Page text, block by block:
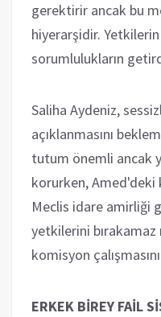
gerektirir ancak bu
hiyerarşidir.
sorumlulukların
Saliha Aydeniz,
açıklanmasını
tutum önemli ancak
korurken,
Meclis idare amirliği
yetkilerini bırakamaz
komisyon
ERKEK BİREY FAİL